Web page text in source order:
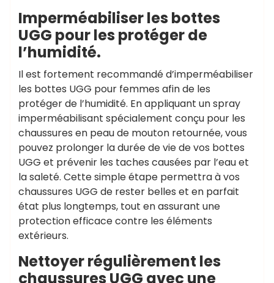
Imperméabiliser les bottes
UGG pour les protéger de
l’humidité.
Il est fortement recommandé d’imperméabiliser
les bottes UGG pour femmes afin de les
protéger de l’humidité. En appliquant un spray
imperméabilisant spécialement conçu pour les
chaussures en peau de mouton retournée, vous
pouvez prolonger la durée de vie de vos bottes
UGG et prévenir les taches causées par l’eau et
la saleté. Cette simple étape permettra à vos
chaussures UGG de rester belles et en parfait
état plus longtemps, tout en assurant une
protection efficace contre les éléments
extérieurs.
Nettoyer régulièrement les
chaussures UGG avec une